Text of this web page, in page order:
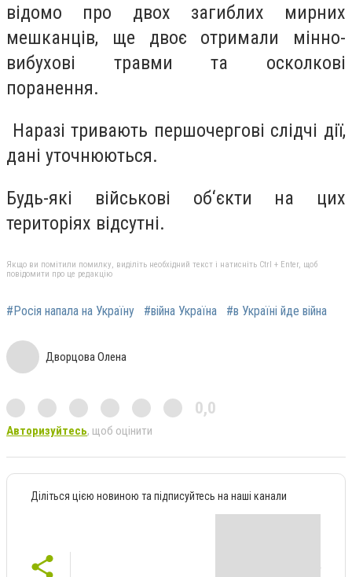
відомо про двох загиблих мирних
мешканців, ще двоє отримали мінно-
вибухові травми та осколкові
поранення.
Наразі тривають першочергові слідчі дії,
дані уточнюються.
Будь-які військові об‘єкти на цих
територіях відсутні.
Якщо ви помітили помилку, виділіть необхідний текст і натисніть Ctrl + Enter, щоб
повідомити про це редакцію
#Росія напала на Україну #війна Україна #в Україні йде війна
Дворцова Олена
0,0
Авторизуйтесь, щоб оцінити
Діліться цією новиною та підписуйтесь на наші канали